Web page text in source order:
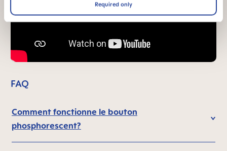
Required only
FAQ
Comment fonctionne le bouton
phosphorescent?